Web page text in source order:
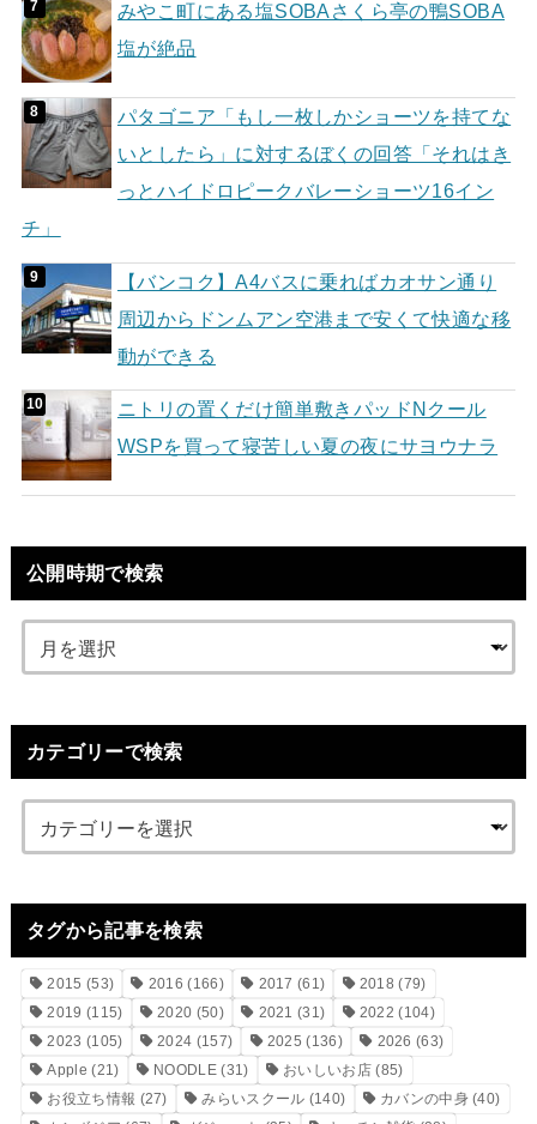
みやこ町にある塩SOBAさくら亭の鴨SOBA
塩が絶品
パタゴニア「もし一枚しかショーツを持てな
いとしたら」に対するぼくの回答「それはき
っとハイドロピークバレーショーツ16イン
チ」
【バンコク】A4バスに乗ればカオサン通り
周辺からドンムアン空港まで安くて快適な移
動ができる
ニトリの置くだけ簡単敷きパッドNクール
WSPを買って寝苦しい夏の夜にサヨウナラ
公開時期で検索
カテゴリーで検索
タグから記事を検索
2015 (53) 2016 (166) 2017 (61) 2018 (79)
2019 (115) 2020 (50) 2021 (31) 2022 (104)
2023 (105) 2024 (157) 2025 (136) 2026 (63)
Apple (21) NOODLE(31) おいしいお店(85)
お役立ち情報 (27) みらいスクール (140) カバンの中身(40)